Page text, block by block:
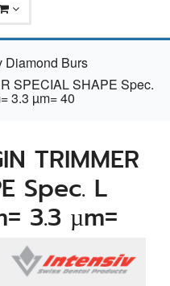
Diamond Burs
SPECIAL SHAPE Spec.
3.3 µm= 40
TRIMMER
Spec. L
3.3 µm=